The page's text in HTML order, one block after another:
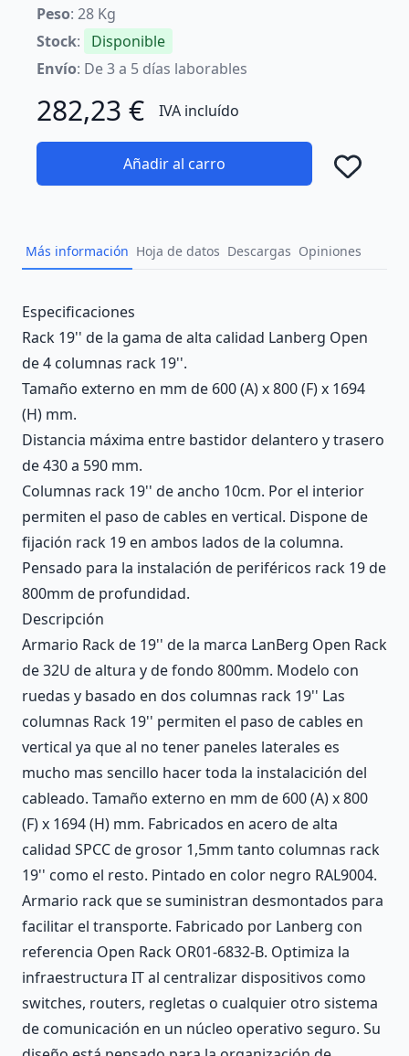
Peso: 28 Kg
Stock:
Disponible
Envío: De 3 a 5 días laborables
282,23 € IVA incluído
Añadir al carro
Más información Hoja de datos Descargas Opiniones
Description
Especificaciones
Rack 19'' de la gama de alta calidad Lanberg Open
de 4 columnas rack 19''.
Tamaño externo en mm de 600 (A) x 800 (F) x 1694
(H) mm.
Distancia máxima entre bastidor delantero y trasero
de 430 a 590 mm.
Columnas rack 19'' de ancho 10cm. Por el interior
permiten el paso de cables en vertical. Dispone de
fijación rack 19 en ambos lados de la columna.
Pensado para la instalación de periféricos rack 19 de
800mm de profundidad.
Descripción
Armario Rack de 19'' de la marca LanBerg Open Rack
de 32U de altura y de fondo 800mm. Modelo con
ruedas y basado en dos columnas rack 19'' Las
columnas Rack 19'' permiten el paso de cables en
vertical ya que al no tener paneles laterales es
mucho mas sencillo hacer toda la instalacición del
cableado. Tamaño externo en mm de 600 (A) x 800
(F) x 1694 (H) mm. Fabricados en acero de alta
calidad SPCC de grosor 1,5mm tanto columnas rack
19'' como el resto. Pintado en color negro RAL9004.
Armario rack que se suministran desmontados para
facilitar el transporte. Fabricado por Lanberg con
referencia Open Rack OR01-6832-B. Optimiza la
infraestructura IT al centralizar dispositivos como
switches, routers, regletas o cualquier otro sistema
de comunicación en un núcleo operativo seguro. Su